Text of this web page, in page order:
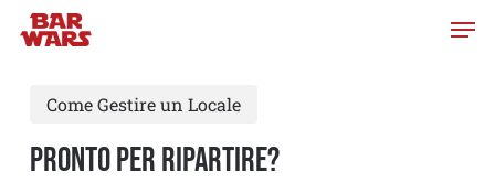
Skip
contentCome Gestire un Locale
PRONTO PER RIPARTIRE?